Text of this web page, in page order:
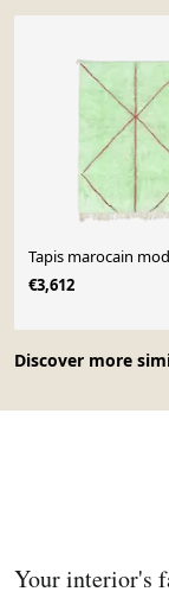
Discover more
Tapis marocain
€3,612
Your interior's